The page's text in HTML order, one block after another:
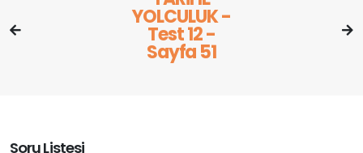
YOLCULUK -
Test 12 -
Sayfa 51
Soru Listesi